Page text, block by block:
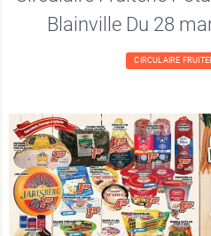
Blainville Du 28
CIRCULAIRE